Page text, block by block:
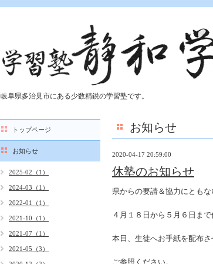
岐阜県多治見市にある少数精鋭の学習塾です。
お知らせ
2020-04-17 20:59:00
休塾のお知らせ
県からの要請＆協力にともな
４月１８日から５月６日まで
本日、生徒へお手紙を配布さ
ご参照ください。
トップページ
お知らせ
2025-02（1）
2024-03（1）
2022-01（1）
2021-10（1）
2021-07（1）
2021-05（3）